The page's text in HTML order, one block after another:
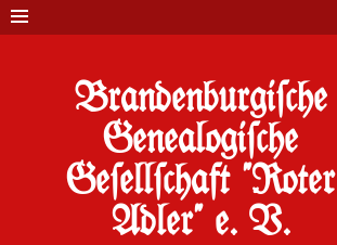
Brandenburgi#che
Genealogi#che
Ge#ell#chaft "Roter
Adler" e. V.